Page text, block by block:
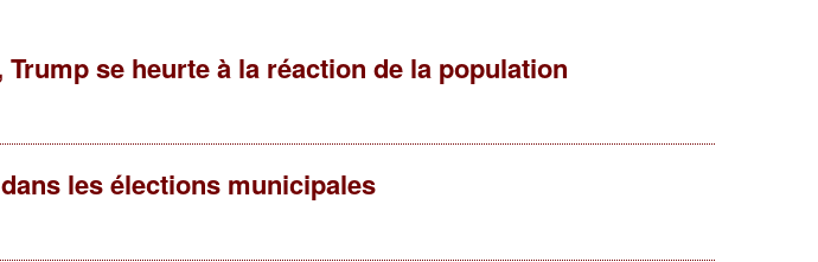
se heurte à la réaction de la population
les élections municipales